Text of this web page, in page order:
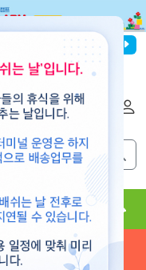
파이디온선교회
0
현수막 콘텐츠